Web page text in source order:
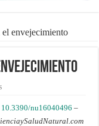
envejecimiento
10.3390/nu16040496 –